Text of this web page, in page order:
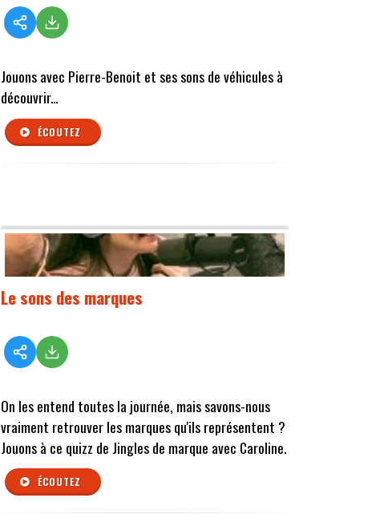
Jouons avec Pierre-Benoit et ses sons de véhicules à
découvrir...
ÉCOUTEZ
Le sons des marques
On les entend toutes la journée, mais savons-nous
vraiment retrouver les marques qu'ils représentent ?
Jouons à ce quizz de Jingles de marque avec Caroline.
ÉCOUTEZ